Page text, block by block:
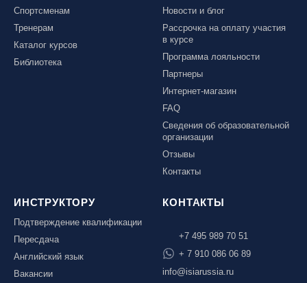
Спортсменам
Тренерам
Каталог курсов
Библиотека
Новости и блог
Рассрочка на оплату участия
в курсе
Программа лояльности
Партнеры
Интернет-магазин
FAQ
Сведения об образовательной
организации
Отзывы
Контакты
ИНСТРУКТОРУ
Подтверждение квалификации
Пересдача
Английский язык
Вакансии
КОНТАКТЫ
+7 495 989 70 51
+ 7 910 086 06 89
info@isiarussia.ru